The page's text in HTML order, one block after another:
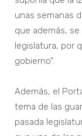
unas semanas
que además,
legislatura, por
gobierno”.
Además, el
tema de las
pasada